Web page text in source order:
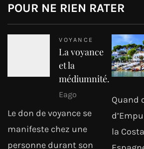
POUR NE RIEN RATER
VOYANCE
La voyance
et la
médiumnité.
Eago
Le don de voyance se
manifeste chez une
personne durant son
Quand
la